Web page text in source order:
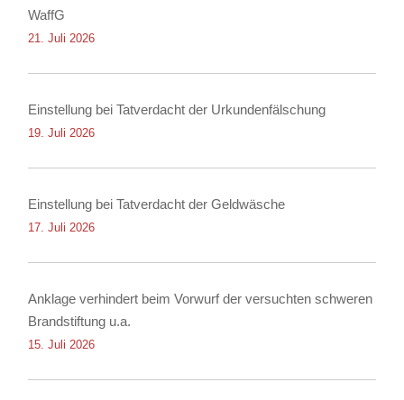
WaffG
21. Juli 2026
Einstellung bei Tatverdacht der Urkundenfälschung
19. Juli 2026
Einstellung bei Tatverdacht der Geldwäsche
17. Juli 2026
Anklage verhindert beim Vorwurf der versuchten schweren
Brandstiftung u.a.
15. Juli 2026